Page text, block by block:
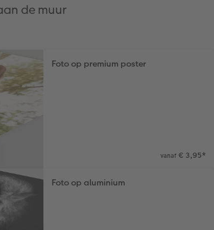
de muur
Foto op premium poster
vanaf € 3,95*
Foto op aluminium